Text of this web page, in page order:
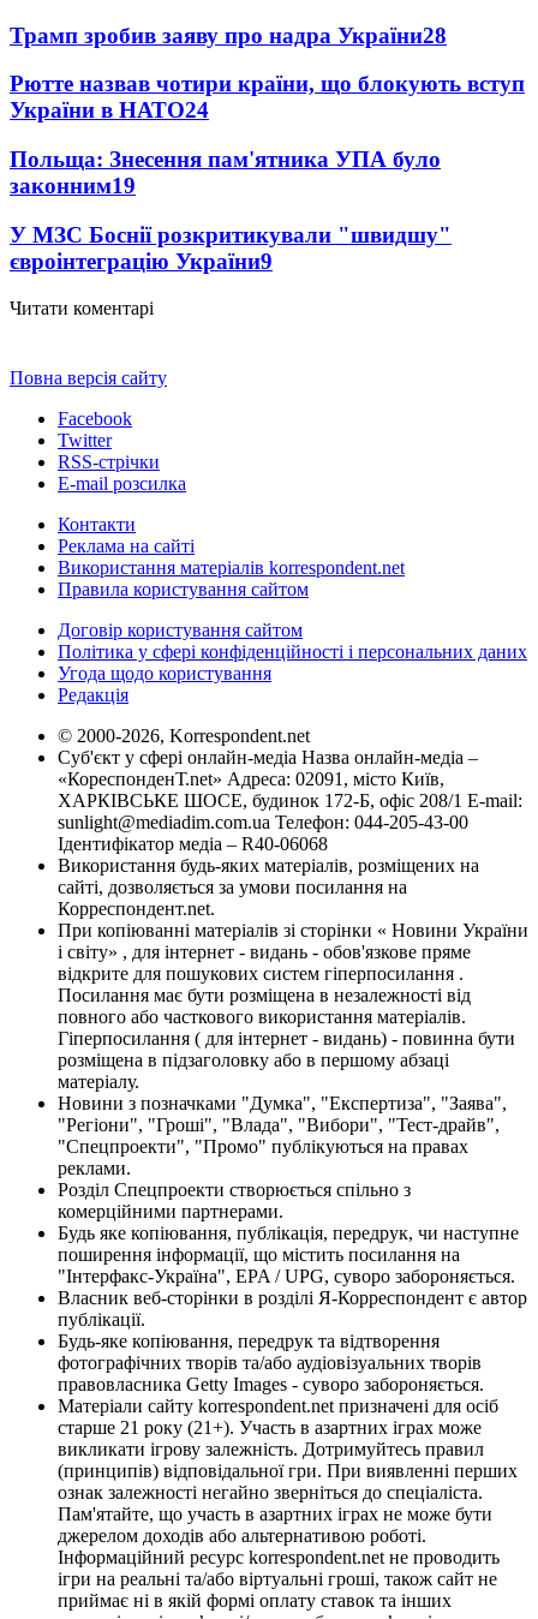
Трамп зробив заяву про надра України28
Рютте назвав чотири країни, що блокують вступ
України в НАТО24
Польща: Знесення пам'ятника УПА було
законним19
У МЗС Боснії розкритикували "швидшу"
євроінтеграцію України9
Читати коментарі
Повна версія сайту
Facebook
Twitter
RSS-стрічки
E-mail розсилка
Контакти
Реклама на сайті
Використання матеріалів korrespondent.net
Правила користування сайтом
Договір користування сайтом
Політика у сфері конфіденційності і персональних даних
Угода щодо користування
Редакція
© 2000-2026, Korrespondent.net
Суб'єкт у сфері онлайн-медіа Назва онлайн-медіа –
«КореспонденТ.net» Адреса: 02091, місто Київ,
ХАРКІВСЬКЕ ШОСЕ, будинок 172-Б, офіс 208/1 E-mail:
sunlight@mediadim.com.ua Телефон: 044-205-43-00
Ідентифікатор медіа – R40-06068
Використання будь-яких матеріалів, розміщених на
сайті, дозволяється за умови посилання на
Корреспондент.net.
При копіюванні матеріалів зі сторінки « Новини України
і світу» , для інтернет - видань - обов'язкове пряме
відкрите для пошукових систем гіперпосилання .
Посилання має бути розміщена в незалежності від
повного або часткового використання матеріалів.
Гіперпосилання ( для інтернет - видань) - повинна бути
розміщена в підзаголовку або в першому абзаці
матеріалу.
Новини з позначками "Думка", "Експертиза", "Заява",
"Регіони", "Гроші", "Влада", "Вибори", "Тест-драйв",
"Спецпроекти", "Промо" публікуються на правах
реклами.
Розділ Спецпроекти створюється спільно з
комерційними партнерами.
Будь яке копіювання, публікація, передрук, чи наступне
поширення інформації, що містить посилання на
"Інтерфакс-Україна", EPA / UPG, суворо забороняється.
Власник веб-сторінки в розділі Я-Корреспондент є автор
публікації.
Будь-яке копіювання, передрук та відтворення
фотографічних творів та/або аудіовізуальних творів
правовласника Getty Images - суворо забороняється.
Матеріали сайту korrespondent.net призначені для осіб
старше 21 року (21+). Участь в азартних іграх може
викликати ігрову залежність. Дотримуйтесь правил
(принципів) відповідальної гри. При виявленні перших
ознак залежності негайно зверніться до спеціаліста.
Пам'ятайте, що участь в азартних іграх не може бути
джерелом доходів або альтернативою роботі.
Інформаційний ресурс korrespondent.net не проводить
ігри на реальні та/або віртуальні гроші, також сайт не
приймає ні в якій формі оплату ставок та інших